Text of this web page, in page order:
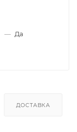
— Да
ДОСТАВКА